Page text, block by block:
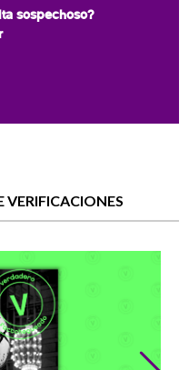
sospechoso?
VERIFICACIONES